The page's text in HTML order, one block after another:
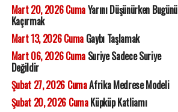
Mart 20, 2026 CumaYarını Düşünürken Bugünü
Kaçırmak
Mart 13, 2026 CumaGaybı Taşlamak
Mart 06, 2026 CumaSuriye Sadece Suriye
Değildir
Şubat 27, 2026 CumaAfrika Medrese Modeli
Şubat 20, 2026 CumaKüpküp Katliamı